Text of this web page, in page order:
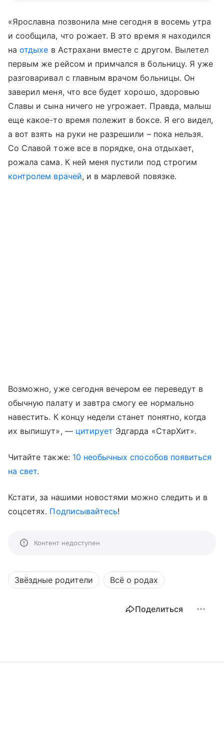
«Ярославна позвонила мне сегодня в восемь утра
и сообщила, что рожает. В это время я находился
наотдыхе в Астрахани вместе с другом. Вылетел
первым же рейсом и примчался в больницу. Я уже
разговаривал с главным врачом больницы. Он
заверил меня, что все будет хорошо, здоровью
Славы и сына ничего не угрожает. Правда, малыш
еще какое-то время полежит в боксе. Я его видел,
а вот взять на руки не разрешили – пока нельзя.
Со Славой тоже все в порядке, она отдыхает,
рожала сама. К ней меня пустили под строгим
контролем врачей, и в марлевой повязке.
Возможно, уже сегодня вечером ее переведут в
обычную палату и завтра смогу ее нормально
навестить. К концу недели станет понятно, когда
их выпишут», — цитирует Эдгарда «СтарХит».
Читайте также: 10 необычных способов появиться
на свет.
Кстати, за нашими новостями можно следить и в
соцсетях. Подписывайтесь!
Контент недоступен
Звёздные родители Всё о родах
Поделиться